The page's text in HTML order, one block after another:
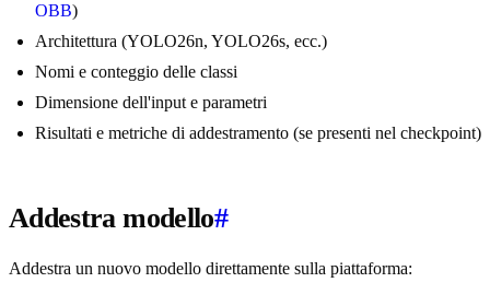
OBB)
Architettura (YOLO26n, YOLO26s, ecc.)
Nomi e conteggio delle classi
Dimensione dell'input e parametri
Risultati e metriche di addestramento (se presenti nel checkpoint)
Addestra modello#
Addestra un nuovo modello direttamente sulla piattaforma: